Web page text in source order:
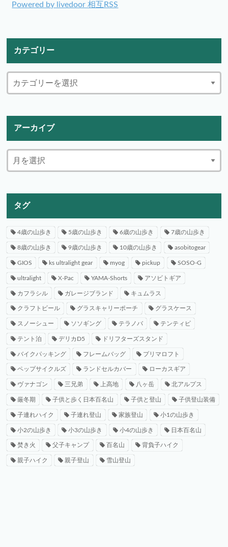
Powered by livedoor 相互RSS
カテゴリー
アーカイブ
タグ
4歳の山歩き 5歳の山歩き 6歳の山歩き 7歳の山歩き
8歳の山歩き 9歳の山歩き 10歳の山歩き asobitogear
GIOS ks ultralight gear myog pickup SOSO-G
ultralight X-Pac YAMA-Shorts アソビトギア
カフラシル ガレージブランド キュムラス
クラフトビール グラスキャリーポーチ グラスケース
スノーシュー ソソギング テラノバ テンティピ
テント泊 デリカD5 ドリフターズスタンド
バイクパッキング フレームバッグ プリマロフト
ペップサイクルズ ランドセルカバー ローカスギア
ヴァナゴン 三兄弟 上高地 八ヶ岳 北アルプス
厳冬期 子供と歩く日本百名山 子供と登山 子供登山装備
子連れハイク 子連れ登山 家族登山 小1の山歩き
小2の山歩き 小3の山歩き 小4の山歩き 日本百名山
焚き火 父子キャンプ 百名山 背負子ハイク
親子ハイク 親子登山 雪山登山